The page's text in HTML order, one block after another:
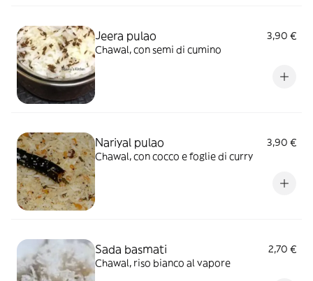
Jeera pulao
3,90 €
Chawal, con semi di cumino
Nariyal pulao
3,90 €
Chawal, con cocco e foglie di curry
Sada basmati
2,70 €
Chawal, riso bianco al vapore